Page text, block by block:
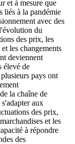
et à mesure que
liés à la pandémie
avec des
du
des prix, les
les changements
deviennent
élevé de
pays ont
la chaîne de
aux
des prix,
et les
à répondre
des